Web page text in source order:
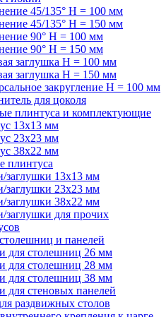
45/135° H = 100 мм
45/135° H = 150 мм
90° H = 100 мм
90° H = 150 мм
заглушка H = 100 мм
заглушка H = 150 мм
закругление H = 100 мм
для цоколя
плинтуса и комплектующие
13х13 мм
23х23 мм
38х22 мм
плинтуса
заглушки 13х13 мм
заглушки 23х23 мм
заглушки 38х22 мм
заглушки для прочих
и панелей
для столешниц 26 мм
для столешниц 28 мм
для столешниц 38 мм
для стеновых панелей
раздвижных столов